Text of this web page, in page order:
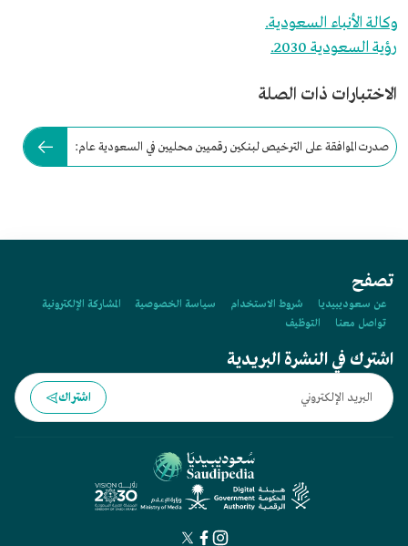
وكالة الأنباء السعودية.
رؤية السعودية 2030.
الاختبارات ذات الصلة
صدرت الموافقة على الترخيص لبنكين رقميين محليين في السعودية عام:
تصفح
عن سعوديبيديا شروط الاستخدام سياسة الخصوصية
المشاركة الإلكترونية
تواصل معنا
التوظيف
اشترك في النشرة البريدية
اشتراك